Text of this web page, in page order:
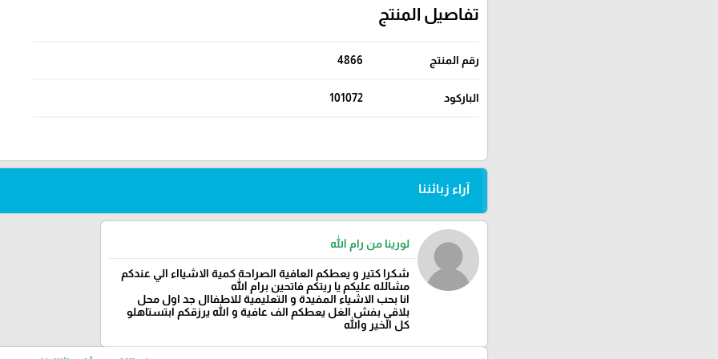
تفاصيل المنتج
رقم المنتج 4866
الباركود 101072
آراء زبائننا
لورينا من رام الله
شكرا كتير و يعطكم العافية الصراحة كمية الاشيااء الي عندكم
مشالله عليكم يا ريتكم فاتحين برام الله
انا بحب الاشياء المفيدة و التعليمية للاطفاال جد اول محل
بلاقي بفش الغل يعطكم الف عافية و الله يرزقكم ابتستاهلو
كل الخير والله